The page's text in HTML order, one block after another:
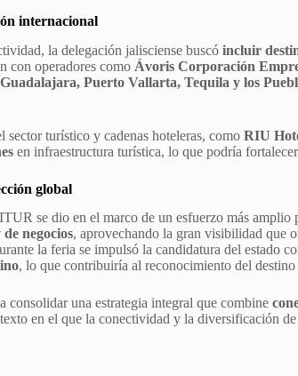
internacional
la delegación jalisciense buscó incluir
con operadores como Ávoris Corporación
Guadalajara, Puerto Vallarta, Tequila y los
sector turístico y cadenas hoteleras, como RIU
en infraestructura turística, lo que podría
global
se dio en el marco de un esfuerzo más
negocios, aprovechando la gran visibilidad que
la feria se impulsó la candidatura del estado
, lo que contribuiría al reconocimiento del
consolidar una estrategia integral que combine
en el que la conectividad y la diversificación